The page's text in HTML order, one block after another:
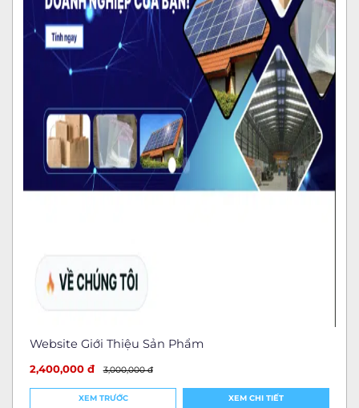
Website Giới Thiệu Sản Phẩm
2,400,000 đ 3,000,000 đ
XEM TRƯỚC XEM CHI TIẾT